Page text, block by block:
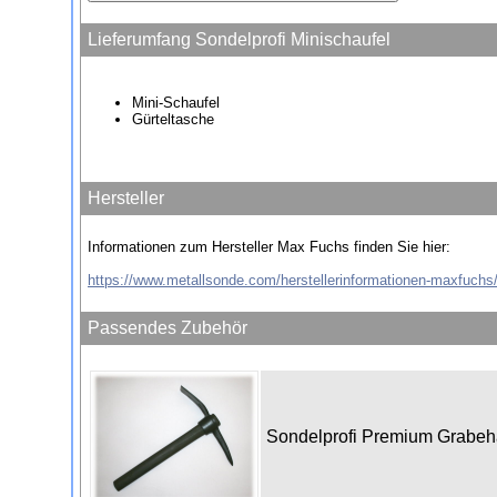
Lieferumfang Sondelprofi Minischaufel
Mini-Schaufel
Gürteltasche
Hersteller
Informationen zum Hersteller Max Fuchs finden Sie hier:
https://www.metallsonde.com/herstellerinformationen-maxfuchs/
Passendes Zubehör
Sondelprofi Premium